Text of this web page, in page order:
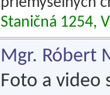
Staničná 1254,
Mgr. Róbert
Foto a video